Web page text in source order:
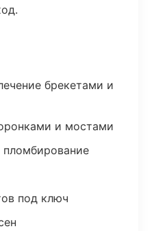
брекетами и
и мостами
пломбирование
под ключ